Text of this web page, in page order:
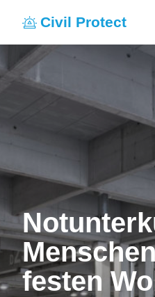
Civil Protect
festen